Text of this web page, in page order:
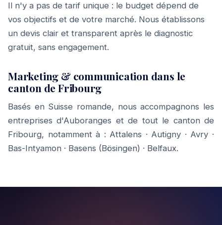
Il n'y a pas de tarif unique : le budget dépend de
vos objectifs et de votre marché. Nous établissons
un devis clair et transparent après le diagnostic
gratuit, sans engagement.
Marketing & communication dans le
canton de Fribourg
Basés en Suisse romande, nous accompagnons les
entreprises d'Auboranges et de tout le canton de
Fribourg, notamment à : Attalens · Autigny · Avry ·
Bas-Intyamon · Basens (Bösingen) · Belfaux.